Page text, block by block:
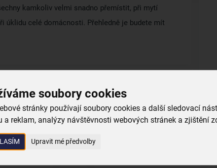
soubory cookies
stránky používají soubory cookies a další sledovací
a reklam, analýzy návštěvnosti webových stránek a zjištění
Upravit mé předvolby
kamkoliv velmi snadno přemístit, při mytí
úklidu celé domácnosti. Přehledně je budete mít